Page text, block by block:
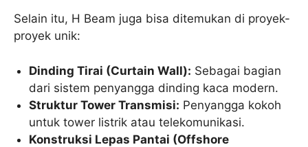
Selain itu, H Beam juga bisa ditemukan di proyek-
proyek unik:
Dinding Tirai (Curtain Wall): Sebagai bagian
dari sistem penyangga dinding kaca modern.
Struktur Tower Transmisi: Penyangga kokoh
untuk tower listrik atau telekomunikasi.
Konstruksi Lepas Pantai (Offshore